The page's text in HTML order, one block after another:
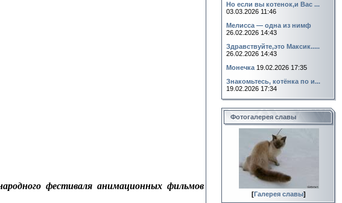
фестиваля анимационных фильмов
Но если вы котенок,и Вас ...
03.03.2026 11:46
Мелисса — одна из нимф
26.02.2026 14:43
Здравствуйте,это Максик.....
26.02.2026 14:43
Монечка 19.02.2026 17:35
Знакомьтесь, котёнка по и...
19.02.2026 17:34
Фотогалерея славы
[Галерея славы]